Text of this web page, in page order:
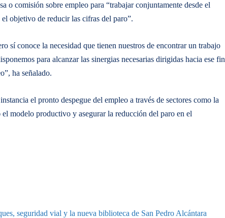
o comisión sobre empleo para “trabajar conjuntamente desde el
objetivo de reducir las cifras del paro”.
sí conoce la necesidad que tienen nuestros de encontrar un trabajo
para alcanzar las sinergias necesarias dirigidas hacia ese fin
ha señalado.
el pronto despegue del empleo a través de sectores como la
modelo productivo y asegurar la reducción del paro en el
seguridad vial y la nueva biblioteca de San Pedro Alcántara